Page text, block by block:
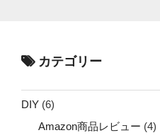
カテゴリー
DIY (6)
Amazon商品レビュー (4)